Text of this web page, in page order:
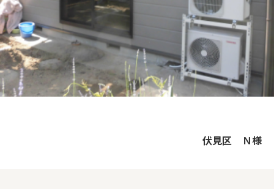
伏見区 Ｎ様